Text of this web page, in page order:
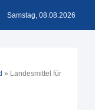
Samstag, 08.08.2026
» Landesmittel für